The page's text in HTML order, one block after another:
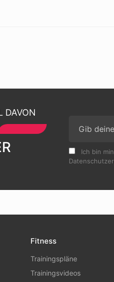
DAVON
Ich bin
Fitness
Trainingspläne
Trainingsvideos